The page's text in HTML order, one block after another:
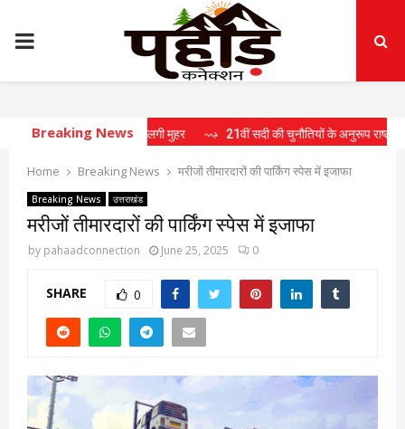
PRIMARY
MENU
Breaking News
15 प्रस्तावों पर लगी मुहर ⇝ 21वीं सदी की चुनौतियों के अनुरूप राष्ट्र निर्माण के लिए
Home Breaking News मरीजों तीमारदारों की पार्किंग स्पेस में इजाफा
Breaking News उत्तराखंड
मरीजों तीमारदारों की पार्किंग स्पेस में इजाफा
by pahaadconnection June 25, 2025 0
SHARE 0